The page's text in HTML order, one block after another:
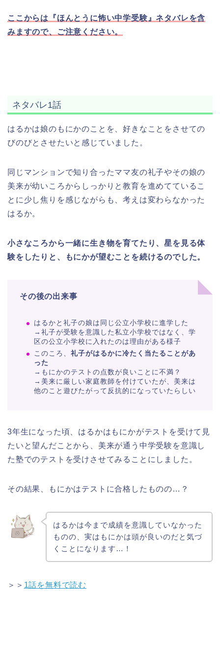
ここからは『ほんとうに怖い中学受験』ネタバレを含
みますので、ご注意ください。
ネタバレ1話
はるかは娘のもにかのことを、好きなことをさせての
びのびとさせたいと感じていました。
同じマンションで知り合ったママ友の礼子やその娘の
美来が幼いころからしっかりと教育を進めてているこ
とに少し焦りを感じながらも、考えは変わらなかった
はるか。
小さなころから一緒に生き物を育てたり、星を見る体
験をしたりと、もにかが望むことを続けるのでした。
その後の出来事
はるかと礼子の娘は同じ公立小学校に進学した
→礼子が受験を意識した私立小学校ではなく、学
区の公立小学校に入れたのは理由がある様子
このころ、 礼子がはるかに冷たく当たることがあ
った
→もにかのテストの点数が良いことに不満？
→美来に厳しい家庭教師を付けていたが、美来は
他のこと遊びたがって反抗的になっていたらしい
3年生になった頃、はるかはもにかがテストを受けて見
たいと望んだことから、美来が通う中学受験を意識し
た塾でのテストを受けさせてみることにしました。
その結果、もにかはテストに合格したものの…？
はるかは今まで成績を意識していなかった
ものの、実はもにかは頭が良いのだと気づ
くことになります…！
＞＞ 1話を無料で読む